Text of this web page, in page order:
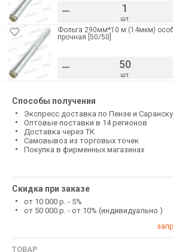
– шт.
Фольга 290мм*10 м (14мкм)
прочная [50/50]
– шт.
Способы получения
Экспресс доставка по Пензе и Саранску
Оптовые поставки в 14 регионов
Доставка через ТК
Самовывоз из торговых точек
Покупка в фирменных магазинах
Скидка при заказе
от 10 000 р. - 5%
от 50 000 р. - от 10% (индивидуально )
ТОВАР